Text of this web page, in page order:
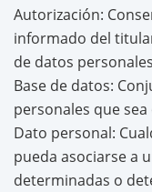
Autorización:
informado del
de datos
Base de datos:
personales que
Dato personal:
pueda asociarse a
determinadas o